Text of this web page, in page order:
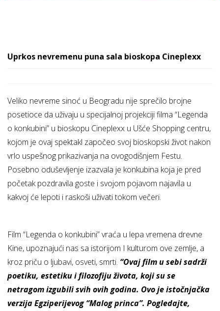
Uprkos nevremenu puna sala bioskopa Cineplexx
Veliko nevreme sinoć u Beogradu nije sprečilo brojne
posetioce da uživaju u specijalnoj projekciji filma “Legenda
o konkubini” u bioskopu Cineplexx u Ušće Shopping centru,
kojom je ovaj spektakl započeo svoj bioskopski život nakon
vrlo uspešnog prikazivanja na ovogodišnjem Festu.
Posebno oduševljenje izazvala je konkubina koja je pred
početak pozdravila goste i svojom pojavom najavila u
kakvoj će lepoti i raskoši uživati tokom večeri.
Film “Legenda o konkubini” vraća u lepa vremena drevne
Kine, upoznajući nas sa istorijom I kulturom ove zemlje, a
kroz priču o ljubavi, osveti, smrti. “Ovaj film u sebi sadrži
poetiku, estetiku i filozofiju života, koji su se
netragom izgubili svih ovih godina. Ovo je istočnjačka
verzija Egziperijevog “Malog princa”. Pogledajte,